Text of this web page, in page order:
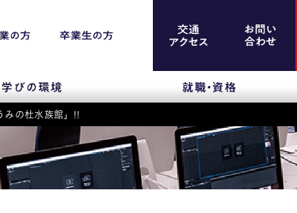
留学生のみなさま
みの杜水族館」!!